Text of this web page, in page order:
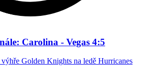
Carolina - Vegas 4:5
Golden Knights na ledě Hurricanes